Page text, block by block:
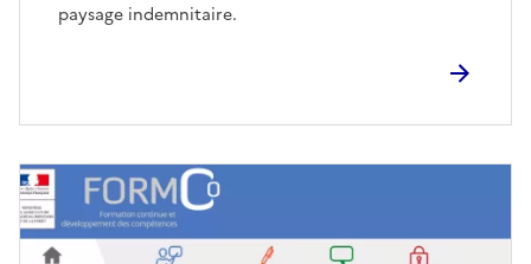
paysage indemnitaire.